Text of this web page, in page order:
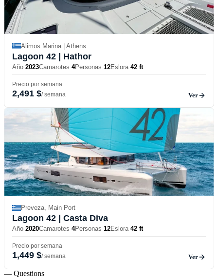
Alimos Marina | Athens
Lagoon 42 | Hathor
Año 2023Camarotes 4Personas 12Eslora 42 ft
Precio por semana
2,491 $/ semana Ver
Preveza, Main Port
Lagoon 42 | Casta Diva
Año 2020Camarotes 4Personas 12Eslora 42 ft
Precio por semana
1,449 $/ semana Ver
— Questions